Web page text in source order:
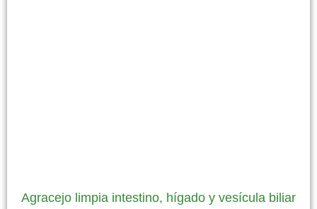
Agracejo limpia intestino, hígado y vesícula biliar